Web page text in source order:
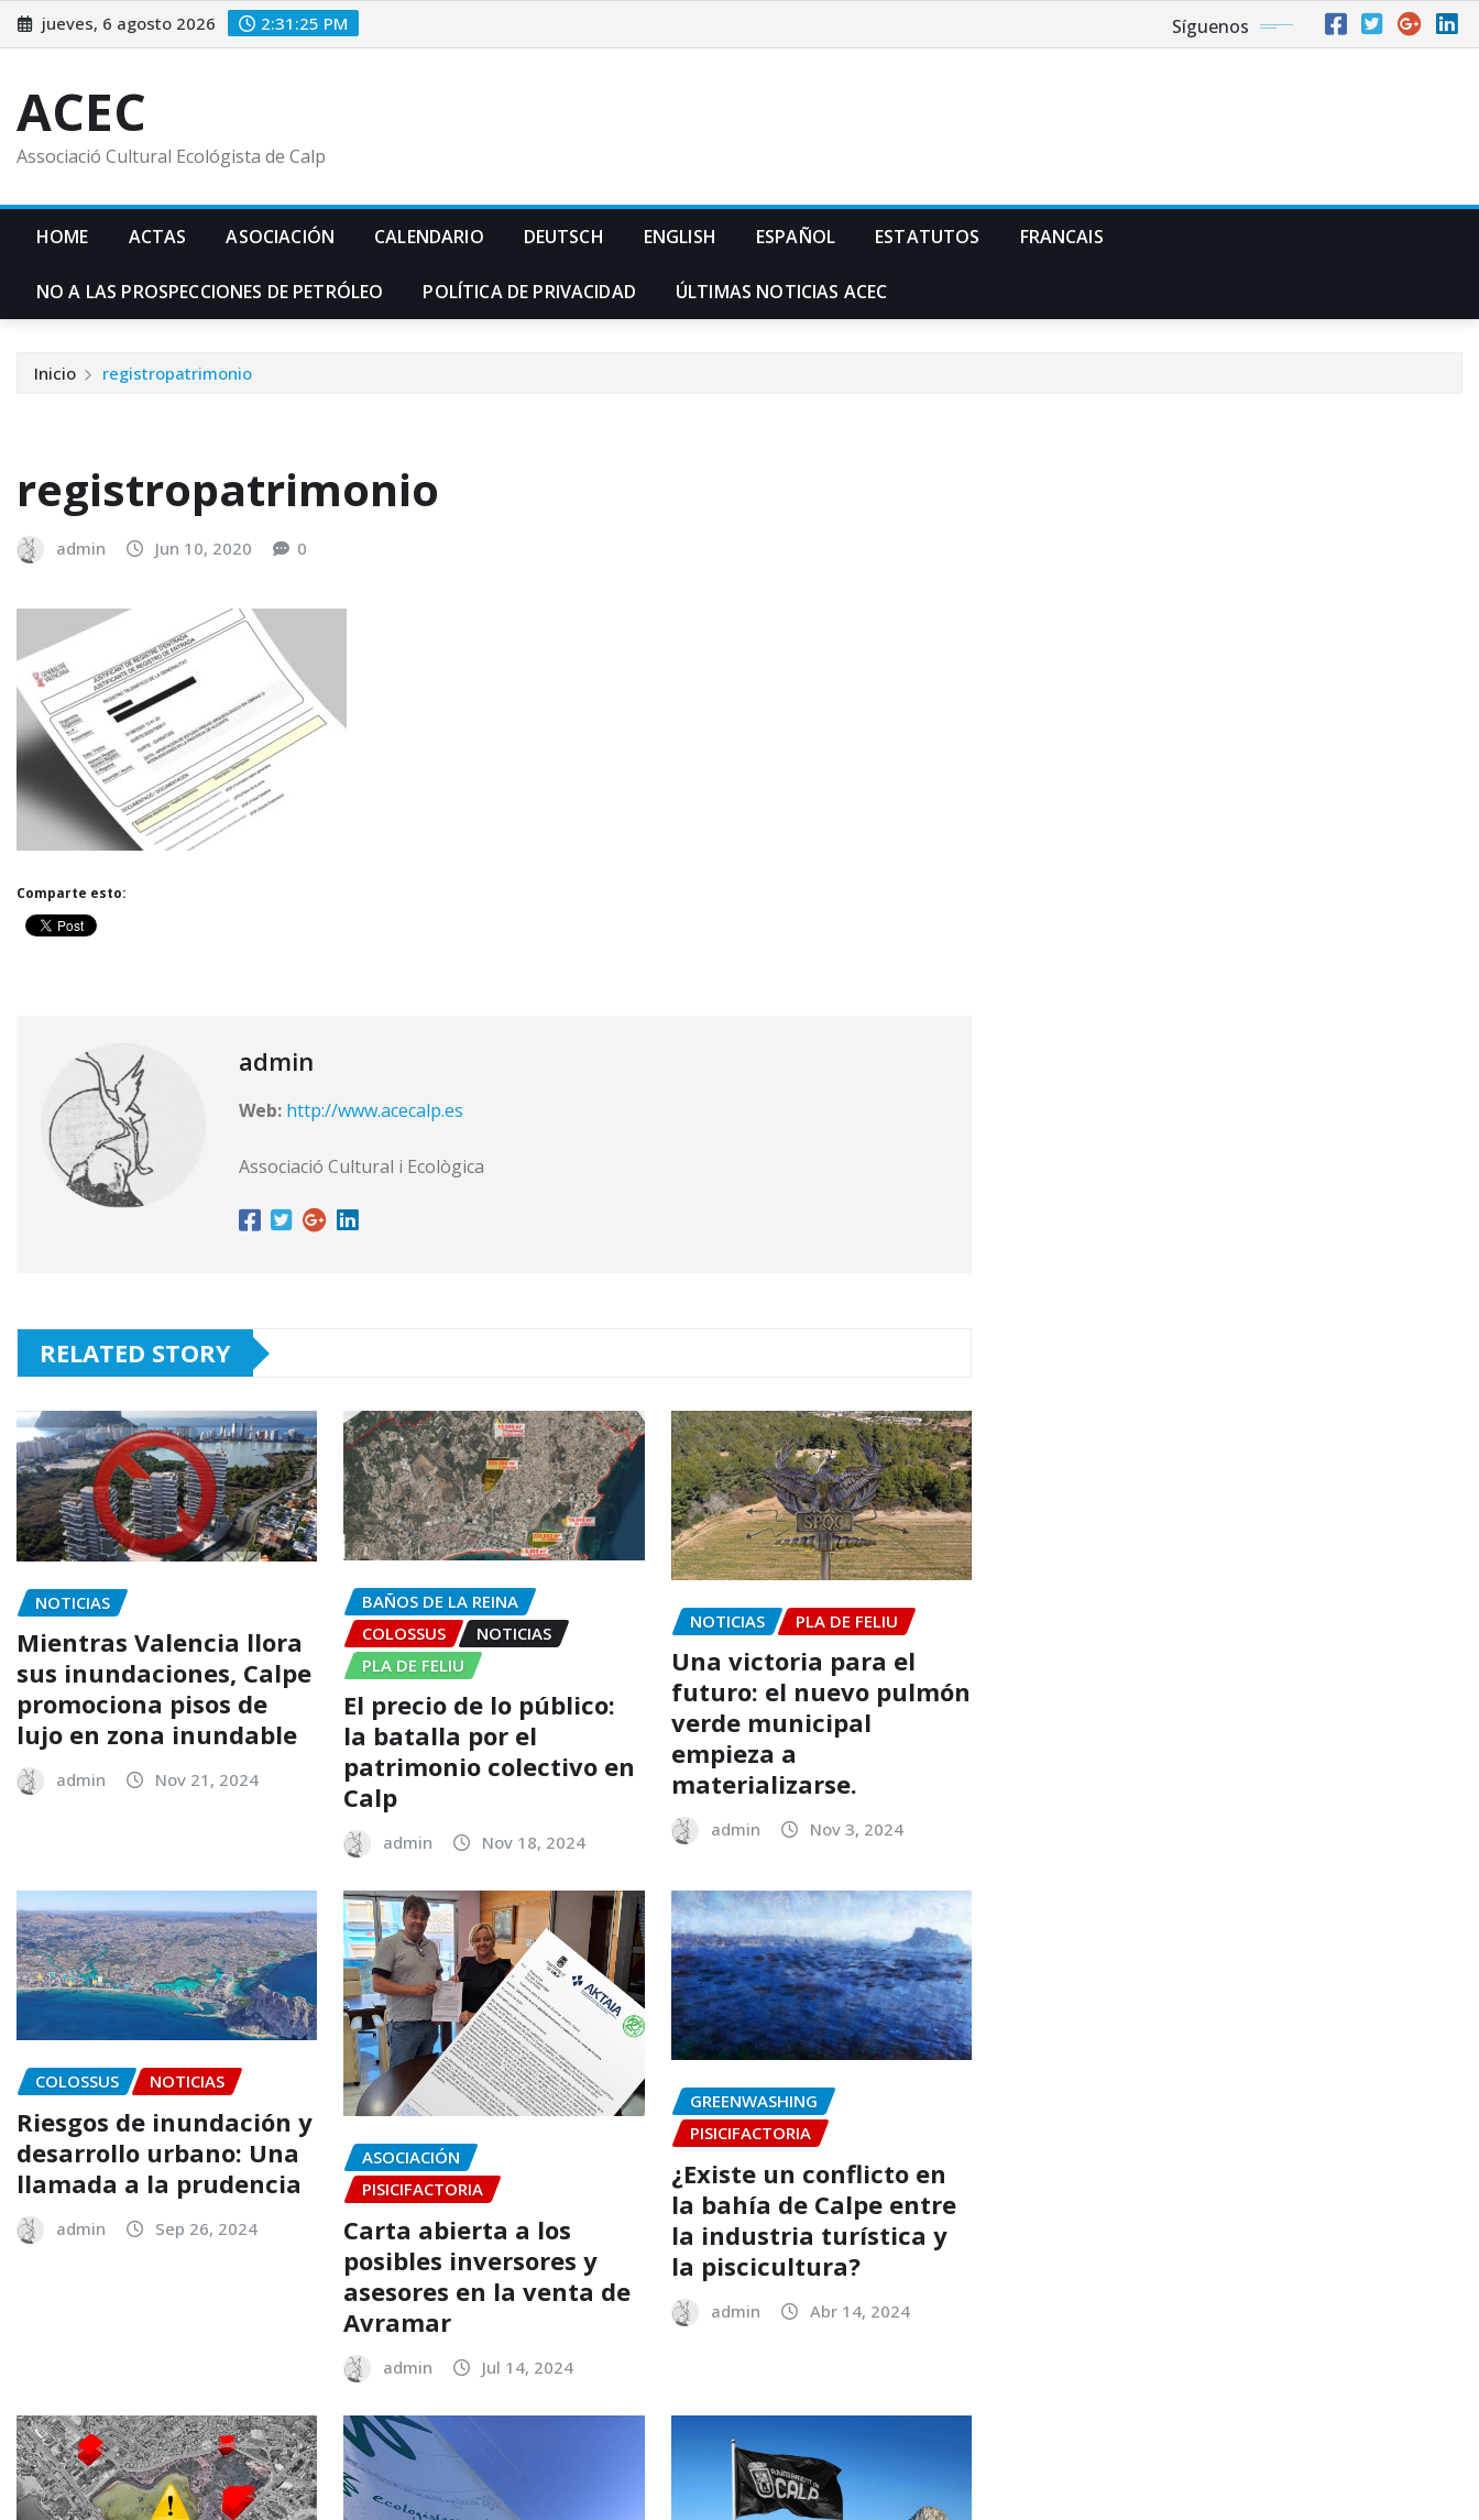
Saltar
al
jueves, 6 agosto 2026 2:31:26 PM Síguenos
ACEC
Associació Cultural Ecológista de Calp
HOME ACTAS ASOCIACIÓN CALENDARIO DEUTSCH ENGLISH ESPAÑOL ESTATUTOS FRANCAIS
NO A LAS PROSPECCIONES DE PETRÓLEO POLÍTICA DE PRIVACIDAD ÚLTIMAS NOTICIAS ACEC
Inicio registropatrimonio
registropatrimonio
admin Jun 10, 2020 0
Comparte esto:
admin
Web: http://www.acecalp.es
Associació Cultural i Ecològica
RELATED STORY
NOTICIAS
Mientras Valencia llora
sus inundaciones, Calpe
promociona pisos de
lujo en zona inundable
admin Nov 21, 2024
BAÑOS DE LA REINA
COLOSSUS
NOTICIAS
PLA DE FELIU
El precio de lo público:
la batalla por el
patrimonio colectivo en
Calp
admin Nov 18, 2024
NOTICIAS PLA DE FELIU
Una victoria para el
futuro: el nuevo pulmón
verde municipal
empieza a
materializarse.
admin Nov 3, 2024
COLOSSUS NOTICIAS
Riesgos de inundación y
desarrollo urbano: Una
llamada a la prudencia
admin Sep 26, 2024
ASOCIACIÓN
PISICIFACTORIA
Carta abierta a los
posibles inversores y
asesores en la venta de
Avramar
admin Jul 14, 2024
GREENWASHING
PISICIFACTORIA
¿Existe un conflicto en
la bahía de Calpe entre
la industria turística y
la piscicultura?
admin Abr 14, 2024